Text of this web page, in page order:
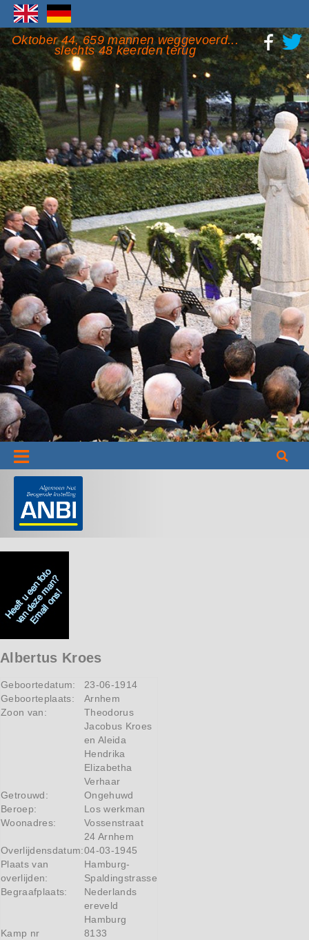
Oktober 44, 659 mannen weggevoerd...
slechts 48 keerden terug
Informatie
Albertus Kroes
Geboortedatum:
23-06-1914
Geboorteplaats:
Arnhem
Zoon van:
Theodorus
Jacobus Kroes
en Aleida
Hendrika
Elizabetha
Verhaar
Getrouwd:
Ongehuwd
Beroep:
Los werkman
Woonadres:
Vossenstraat
24 Arnhem
Overlijdensdatum:04-03-1945
Plaats van
overlijden:
Hamburg-
Spaldingstrasse
Begraafplaats:
Nederlands
ereveld
Hamburg
Kamp nr
8133